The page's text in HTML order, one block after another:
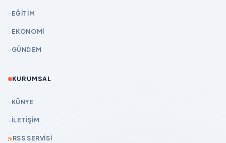
EĞİTİM
EKONOMİ
GÜNDEM
KURUMSAL
KÜNYE
İLETIŞIM
RSS SERVISI